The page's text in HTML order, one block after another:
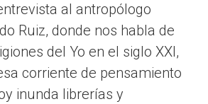
al antropólogo
Ruiz, donde nos habla de
del Yo en el siglo XXI,
corriente de pensamiento
inunda librerías y